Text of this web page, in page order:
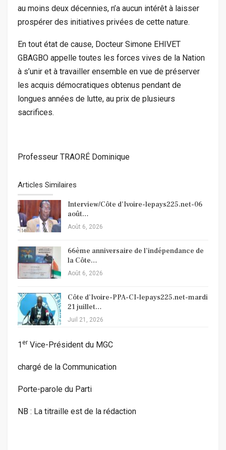
au moins deux décennies, n’a aucun intérêt à laisser
prospérer des initiatives privées de cette nature.
En tout état de cause, Docteur Simone EHIVET
GBAGBO appelle toutes les forces vives de la Nation
à s’unir et à travailler ensemble en vue de préserver
les acquis démocratiques obtenus pendant de
longues années de lutte, au prix de plusieurs
sacrifices.
Professeur TRAORÉ Dominique
Articles Similaires
Interview/Côte d’Ivoire-lepays225.net-06
août…
Août 6, 2026
66ème anniversaire de l’indépendance de
la Côte…
Août 6, 2026
Côte d’Ivoire-PPA-CI-lepays225.net-mardi
21 juillet…
Juil 21, 2026
1 er Vice-Président du MGC
chargé de la Communication
Porte-parole du Parti
NB : La titraille est de la rédaction